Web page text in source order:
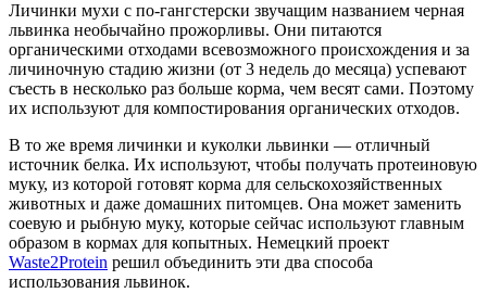
Личинки мухи с по-гангстерски звучащим названием черная
львинка необычайно прожорливы. Они питаются
органическими отходами всевозможного происхождения и за
личиночную стадию жизни (от 3 недель до месяца) успевают
съесть в несколько раз больше корма, чем весят сами. Поэтому
их используют для компостирования органических отходов.
В то же время личинки и куколки львинки — отличный
источник белка. Их используют, чтобы получать протеиновую
муку, из которой готовят корма для сельскохозяйственных
животных и даже домашних питомцев. Она может заменить
соевую и рыбную муку, которые сейчас используют главным
образом в кормах для копытных. Немецкий проект
Waste2Protein решил объединить эти два способа
использования львинок.